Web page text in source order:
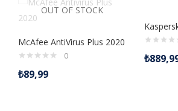
OUT OF STOCK
McAfee AntiVirus Plus 2020
0
₺89,99
₺